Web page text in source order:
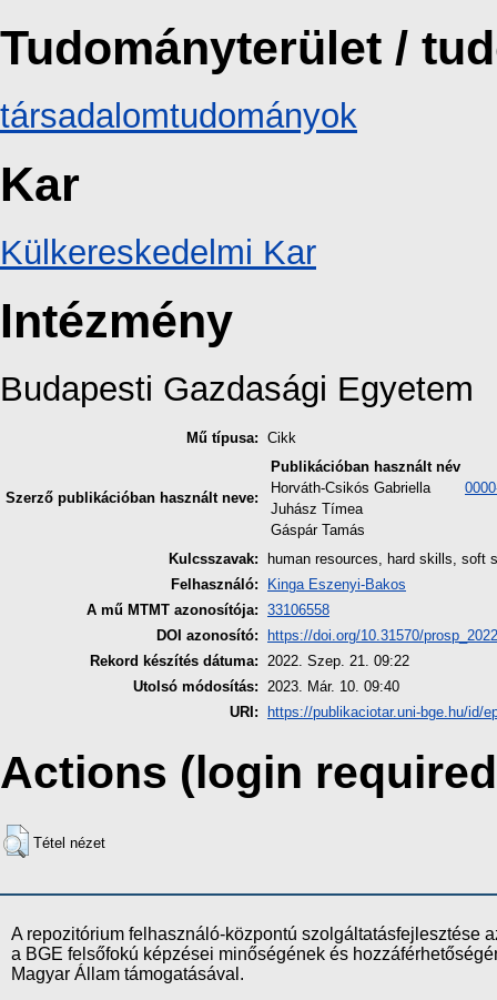
Tudományterület /
társadalomtudományok
Kar
Külkereskedelmi Kar
Intézmény
Budapesti Gazdasági Egyetem
Mű típusa: Cikk
Szerző publikációban használt neve:
Publikációban használt név
Horváth-Csikós Gabriella
Juhász Tímea
Gáspár Tamás
Kulcsszavak:
human resources, hard skills, soft
Felhasználó:
Kinga Eszenyi-Bakos
A mű MTMT azonosítója: 33106558
DOI azonosító:
https://doi.org/10.31570/
Rekord készítés dátuma: 2022. Szep. 21. 09:22
Utolsó módosítás: 2023. Már. 10. 09:40
URI:
https://publikaciotar.uni-bge.hu/id/
Actions (login
Tétel nézet
A repozitórium felhasználó-központú szolgáltatásfejlesztése
a BGE felsőfokú képzései minőségének és
Magyar Állam támogatásával.